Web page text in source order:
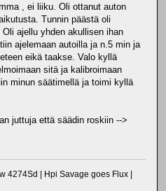
, ei liiku. Oli ottanut auton
Tunnin päästä oli
ajellu yhden akullisen ihan
ajelemaan autoilla ja n.5 min ja
eikä taakse. Valo kyllä
sitä ja kalibroimaan
minun säätimellä ja toimi kyllä
juttuja että säädin roskiin -->
4274Sd | Hpi Savage goes Flux |